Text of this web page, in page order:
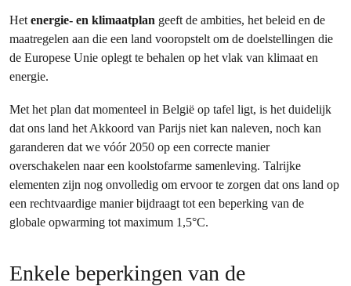
Hetenergie- en klimaatplan geeft de ambities, het beleid en de
maatregelen aan die een land vooropstelt om de doelstellingen die
de Europese Unie oplegt te behalen op het vlak van klimaat en
energie.
Met het plan dat momenteel in België op tafel ligt, is het duidelijk
dat ons land het Akkoord van Parijs niet kan naleven, noch kan
garanderen dat we vóór 2050 op een correcte manier
overschakelen naar een koolstofarme samenleving. Talrijke
elementen zijn nog onvolledig om ervoor te zorgen dat ons land op
een rechtvaardige manier bijdraagt tot een beperking van de
globale opwarming tot maximum 1,5°C.
Enkele beperkingen van de